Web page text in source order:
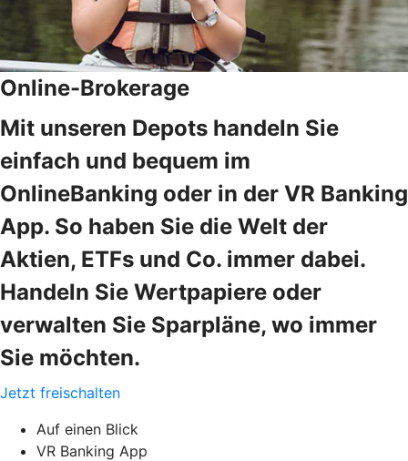
Online-Brokerage
Mit unseren Depots handeln Sie
einfach und bequem im
OnlineBanking oder in der VR Banking
App. So haben Sie die Welt der
Aktien, ETFs und Co. immer dabei.
Handeln Sie Wertpapiere oder
verwalten Sie Sparpläne, wo immer
Sie möchten.
Jetzt freischalten
Auf einen Blick
VR Banking App